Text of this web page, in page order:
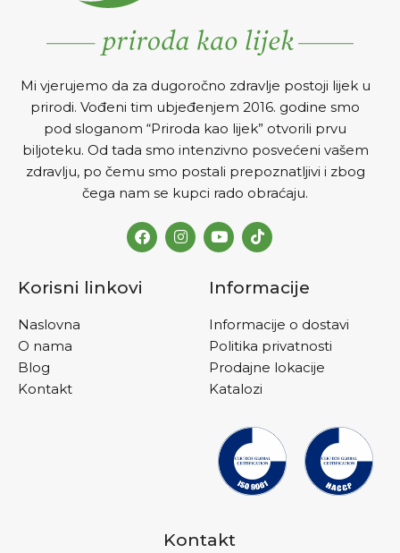
Mi vjerujemo da za dugoročno zdravlje postoji lijek u
prirodi. Vođeni tim ubjeđenjem 2016. godine smo
pod sloganom “Priroda kao lijek” otvorili prvu
biljoteku. Od tada smo intenzivno posvećeni vašem
zdravlju, po čemu smo postali prepoznatljivi i zbog
čega nam se kupci rado obraćaju.
Korisni linkovi
Naslovna
O nama
Blog
Kontakt
Informacije
Informacije o dostavi
Politika privatnosti
Prodajne lokacije
Katalozi
Kontakt